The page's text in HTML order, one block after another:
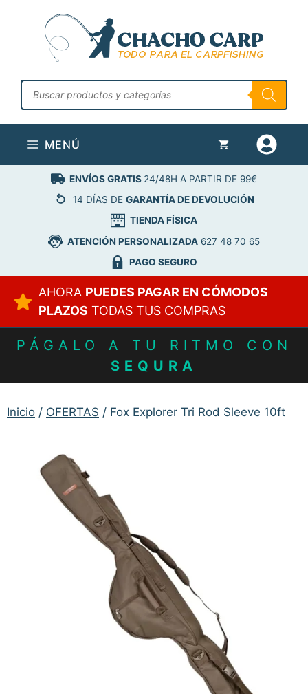
contenido
Búsqueda
de
productos
MENÚ
ENVÍOS GRATIS 24/48H A PARTIR DE 99€
14 DÍAS DE GARANTÍA DE DEVOLUCIÓN
TIENDA FÍSICA
ATENCIÓN PERSONALIZADA627 48 70 65
PAGO SEGURO
AHORA PUEDES PAGAR EN CÓMODOS
PLAZOS TODAS TUS COMPRAS
PÁGALO A TU RITMO CON
SEQURA
Inicio / OFERTAS / Fox Explorer Tri Rod Sleeve 10ft